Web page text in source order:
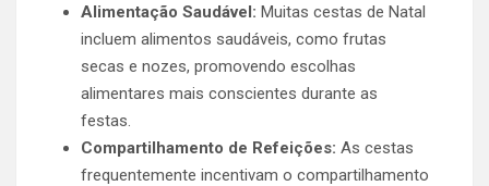
Alimentação Saudável: Muitas cestas de Natal
incluem alimentos saudáveis, como frutas
secas e nozes, promovendo escolhas
alimentares mais conscientes durante as
festas.
Compartilhamento de Refeições: As cestas
frequentemente incentivam o compartilhamento